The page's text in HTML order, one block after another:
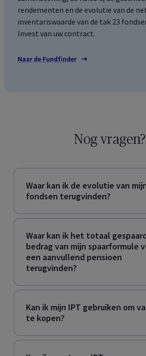
rendementen en de evolutie van de
inventariswaarde van de tak 23
Invest van uw contract.
Naar de Fundfinder
Nog vragen?
Waar kan ik de evolutie van
fondsen terugvinden?
Waar kan ik het totaal
bedrag van mijn spaarformule
een aanvullend pensioen
terugvinden?
Kan ik mijn IPT gebruiken om
te kopen?